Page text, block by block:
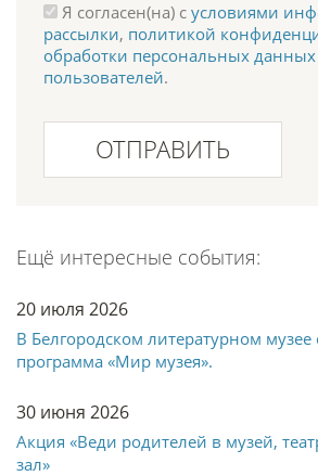
Я согласен(на) с условиями
рассылки, политикой
обработки персональных данных
пользователей.
ОТПРАВИТЬ
Ещё интересные события:
20 июля 2026
В Белгородском литературном музее
программа «Мир музея».
30 июня 2026
Акция «Веди родителей в музей,
зал»